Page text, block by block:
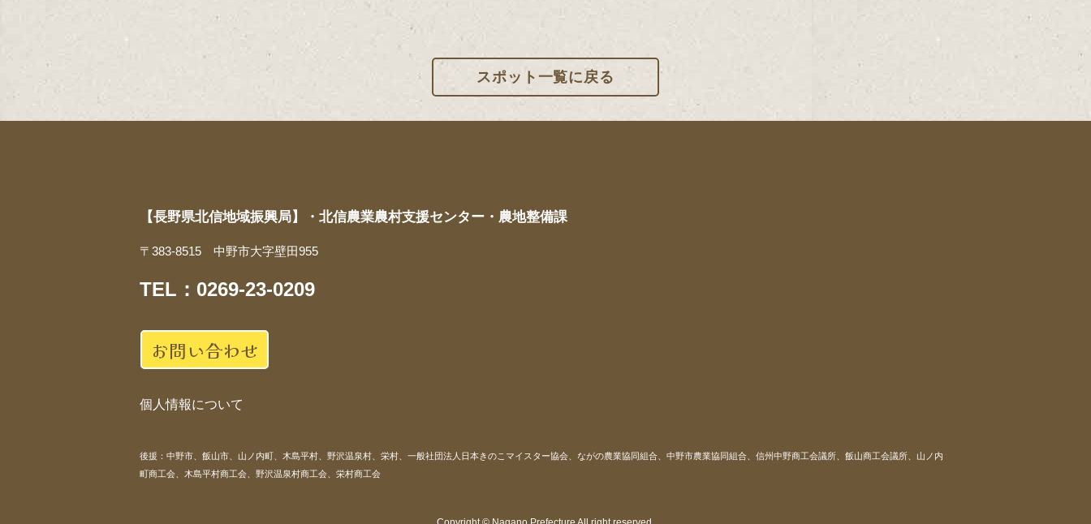
スポット一覧に戻る
【長野県北信地域振興局】 ・北信農業農村支援センター ・農地整備課
〒383-8515 中野市大字壁田955
TEL：0269-23-0209
お問い合わせ
個人情報について
後援：中野市、飯山市、山ノ内町、木島平村、野沢温泉村、栄村、一般社団法人日本きのこマイスター協会、ながの農業協同組合、中野市農業協同組合、信州中野商工会議所、飯山商工会議所、山ノ内
町商工会、木島平村商工会、野沢温泉村商工会、栄村商工会